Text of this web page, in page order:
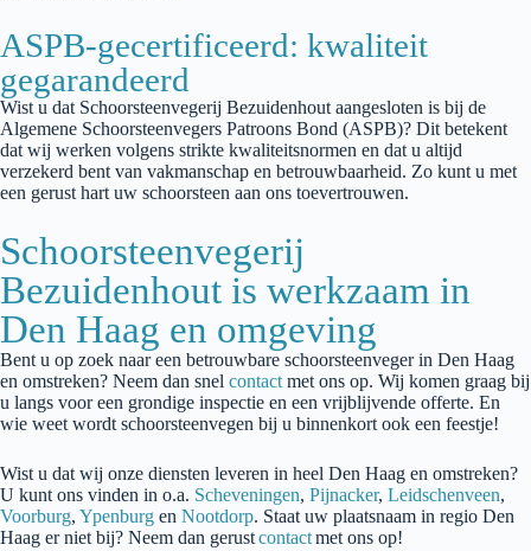
ASPB-gecertificeerd: kwaliteit
gegarandeerd
Wist u dat Schoorsteenvegerij Bezuidenhout aangesloten is bij de
Algemene Schoorsteenvegers Patroons Bond (ASPB)? Dit betekent
dat wij werken volgens strikte kwaliteitsnormen en dat u altijd
verzekerd bent van vakmanschap en betrouwbaarheid. Zo kunt u met
een gerust hart uw schoorsteen aan ons toevertrouwen.
Schoorsteenvegerij
Bezuidenhout is werkzaam in
Den Haag en omgeving
Bent u op zoek naar een betrouwbare schoorsteenveger in Den Haag
en omstreken? Neem dan snel contact met ons op. Wij komen graag bij
u langs voor een grondige inspectie en een vrijblijvende offerte. En
wie weet wordt schoorsteenvegen bij u binnenkort ook een feestje!
Wist u dat wij onze diensten leveren in heel Den Haag en omstreken?
U kunt ons vinden in o.a. Scheveningen, Pijnacker, Leidschenveen,
Voorburg, Ypenburg en Nootdorp. Staat uw plaatsnaam in regio Den
Haag er niet bij? Neem dan gerustcontactmet ons op!